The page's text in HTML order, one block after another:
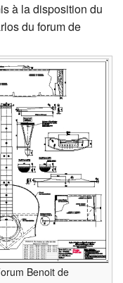
à la disposition du
du forum de
Benoit de